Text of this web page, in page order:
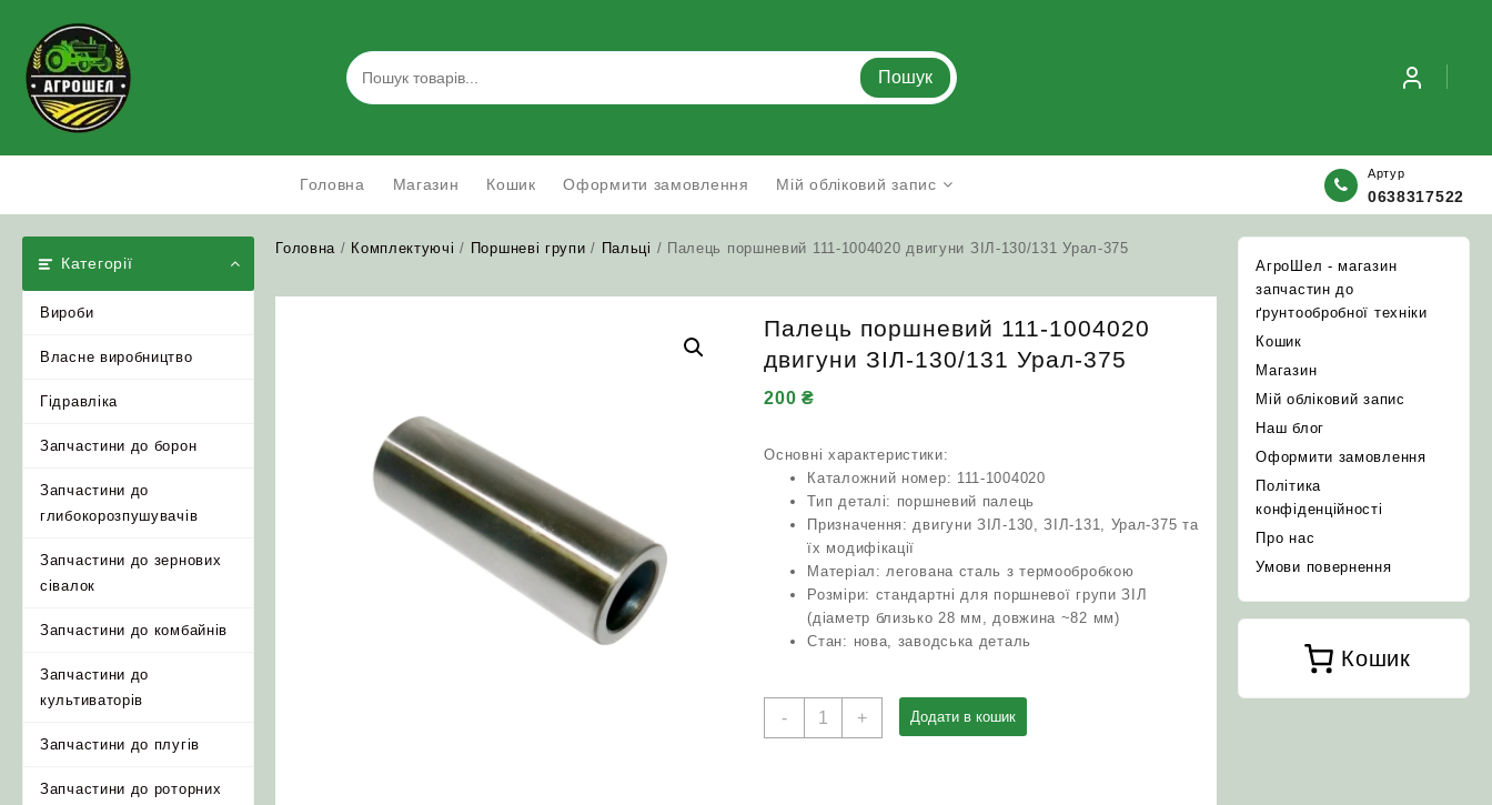
content
Пошук
Головна Магазин Кошик Оформити замовлення Мій обліковий запис
Артур
0638317522
Категорії
Вироби
Власне виробництво
Гідравліка
Запчастини до борон
Запчастини до
глибокорозпушувачів
Запчастини до зернових
сівалок
Запчастини до комбайнів
Запчастини до
культиваторів
Запчастини до плугів
Запчастини до роторних
Головна / Комплектуючі / Поршневі групи / Пальці / Палець поршневий 111-1004020 двигуни ЗІЛ‑130/131 Урал‑375
Палець поршневий 111-1004020
двигуни ЗІЛ‑130/131 Урал‑375
200₴
Основні характеристики:
Каталожний номер: 111-1004020
Тип деталі: поршневий палець
Призначення: двигуни ЗІЛ‑130, ЗІЛ‑131, Урал‑375 та
їх модифікації
Матеріал: легована сталь з термообробкою
Розміри: стандартні для поршневої групи ЗІЛ
(діаметр близько 28 мм, довжина ~82 мм)
Стан: нова, заводська деталь
-
Палець + Додати в кошик
АгроШел - магазин
запчастин до
ґрунтообробної техніки
Кошик
Магазин
Мій обліковий запис
Наш блог
Оформити замовлення
Політика
конфіденційності
Про нас
Умови повернення
Кошик